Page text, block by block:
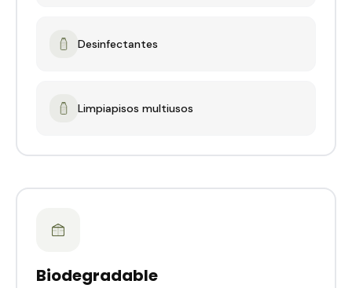
Desinfectantes
Limpiapisos multiusos
Biodegradable